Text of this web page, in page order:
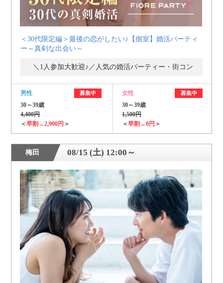
＜30代限定編＞最後の恋がしたい♪【個室】婚活パーティ
ー～真剣な出会い～
＼1人参加大歓迎♪／人気の婚活パーティー・街コン
男性 募集中
30～39歳
4,400円
＜早割→2,900円 ＞
女性 募集中
30～39歳
1,500円
＜早割→0円 ＞
梅田 08/15 (土) 12:00～